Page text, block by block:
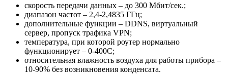
скорость передачи данных – до 300 Мбит/сек.;
диапазон частот – 2,4-2,4835 ГГц;
дополнительные функции – DDNS, виртуальный
сервер, пропуск трафика VPN;
температура, при которой роутер нормально
функционирует – 0-400С;
относительная влажность воздуха для работы прибора –
10-90% без возникновения конденсата.